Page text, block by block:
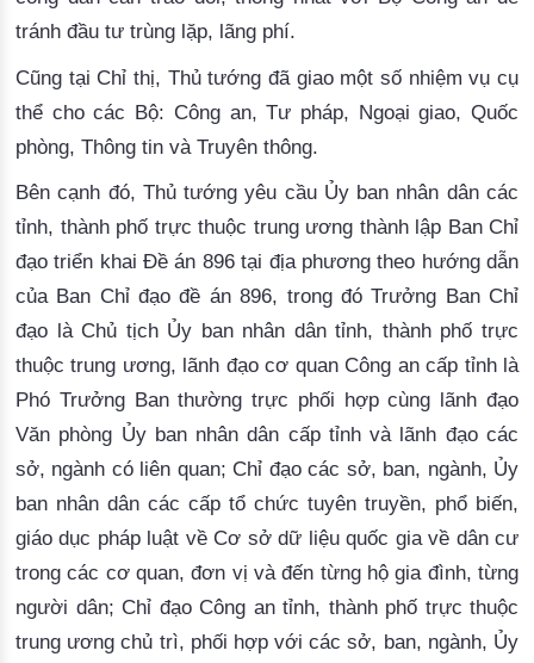
tránh đầu tư trùng lặp, lãng phí.
Cũng tại Chỉ thị, Thủ tướng đã giao một số nhiệm vụ cụ
thể cho các Bộ: Công an, Tư pháp, Ngoại giao, Quốc
phòng, Thông tin và Truyên thông.
Bên cạnh đó, Thủ tướng yêu cầu Ủy ban nhân dân các
tỉnh, thành phố trực thuộc trung ương thành lập Ban Chỉ
đạo triển khai Đề án 896 tại địa phương theo hướng dẫn
của Ban Chỉ đạo đề án 896, trong đó Trưởng Ban Chỉ
đạo là Chủ tịch Ủy ban nhân dân tỉnh, thành phố trực
thuộc trung ương, lãnh đạo cơ quan Công an cấp tỉnh là
Phó Trưởng Ban thường trực phối hợp cùng lãnh đạo
Văn phòng Ủy ban nhân dân cấp tỉnh và lãnh đạo các
sở, ngành có liên quan; Chỉ đạo các sở, ban, ngành, Ủy
ban nhân dân các cấp tổ chức tuyên truyền, phổ biến,
giáo dục pháp luật về Cơ sở dữ liệu quốc gia về dân cư
trong các cơ quan, đơn vị và đến từng hộ gia đình, từng
người dân; Chỉ đạo Công an tỉnh, thành phố trực thuộc
trung ương chủ trì, phối hợp với các sở, ban, ngành, Ủy